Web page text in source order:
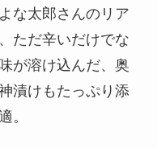
な太郎さんのリア
ただ辛いだけでな
が溶け込んだ、奥
漬けもたっぷり添
。